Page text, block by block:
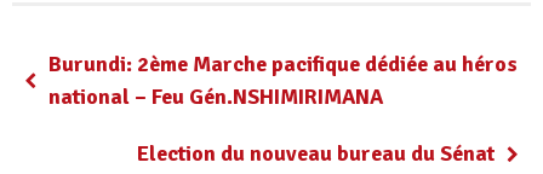
Burundi: 2ème Marche pacifique dédiée au héros
national – Feu Gén.NSHIMIRIMANA
Election du nouveau bureau du Sénat